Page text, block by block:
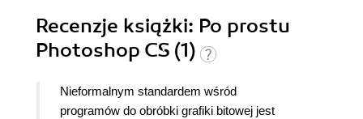
Recenzje książki: Po prostu
Photoshop CS (1)
Nieformalnym standardem wśród
programów do obróbki grafiki bitowej jest